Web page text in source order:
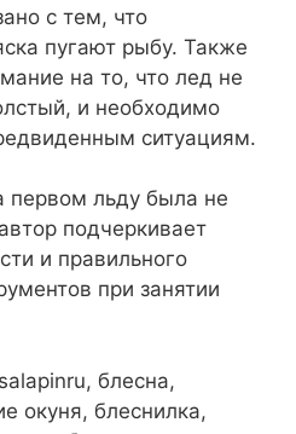
с тем, что
пугают рыбу. Также
на то, что лед не
и необходимо
ситуациям.
первом льду была не
подчеркивает
и правильного
при занятии
блесна,
окуня, блеснилка,